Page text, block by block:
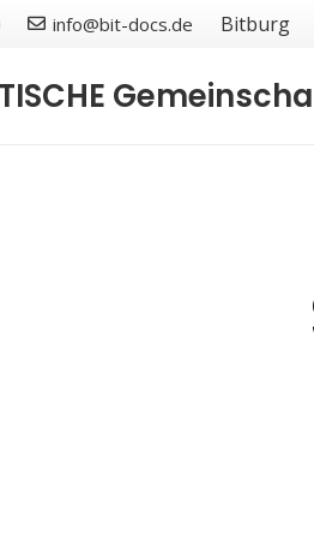
info@bit-docs.de Bitburg